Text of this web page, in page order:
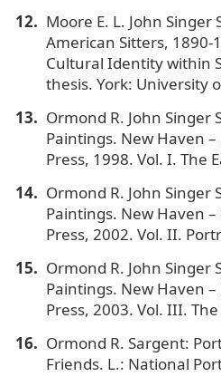
Moore E. L. John Singer
American Sitters,
Cultural Identity within
thesis. York: University
Ormond R. John Singer
Paintings. New Haven
Press, 1998. Vol. I. The
Ormond R. John Singer
Paintings. New Haven
Press, 2002. Vol. II.
Ormond R. John Singer
Paintings. New Haven
Press, 2003. Vol. III.
Ormond R. Sargent:
Friends. L.: National